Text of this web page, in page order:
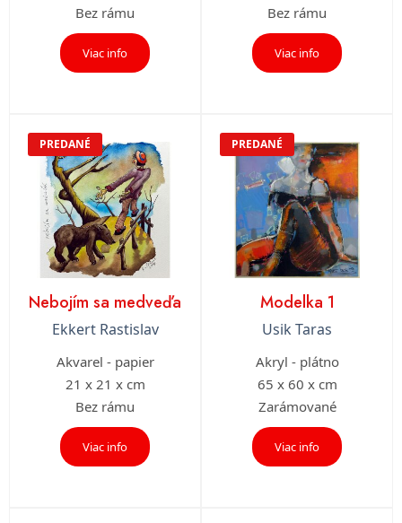
Bez rámu
Viac info
Bez rámu
Viac info
PREDANÉ
Nebojím sa medveďa
Ekkert Rastislav
Akvarel - papier
21 x 21 x cm
Bez rámu
Viac info
PREDANÉ
Modelka 1
Usik Taras
Akryl - plátno
65 x 60 x cm
Zarámované
Viac info